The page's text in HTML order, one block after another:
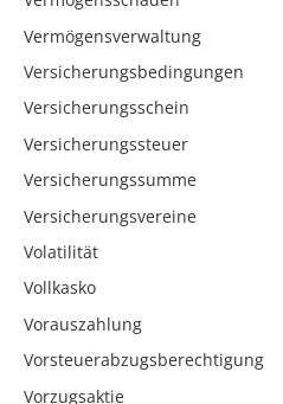
Vermögensverwaltung
Versicherungsbedingungen
Versicherungsschein
Versicherungssteuer
Versicherungssumme
Versicherungsvereine
Volatilität
Vollkasko
Vorauszahlung
Vorsteuerabzugsberechtigung
Vorzugsaktie